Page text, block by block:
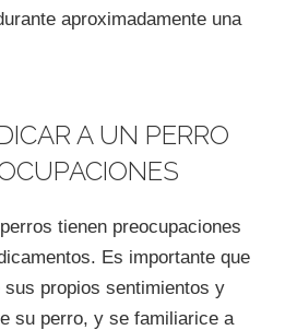
aproximadamente una
A UN PERRO
tienen preocupaciones
Es importante que
propios sentimientos y
su perro, y se familiarice a